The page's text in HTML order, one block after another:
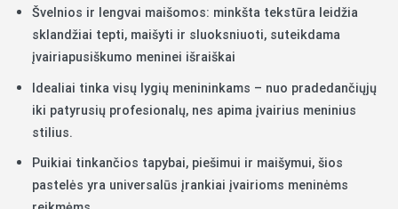
Švelnios ir lengvai maišomos: minkšta tekstūra leidžia
sklandžiai tepti, maišyti ir sluoksniuoti, suteikdama
įvairiapusiškumo meninei išraiškai
Idealiai tinka visų lygių menininkams – nuo ​​pradedančiųjų
iki patyrusių profesionalų, nes apima įvairius meninius
stilius.
Puikiai tinkančios tapybai, piešimui ir maišymui, šios
pastelės yra universalūs įrankiai įvairioms meninėms